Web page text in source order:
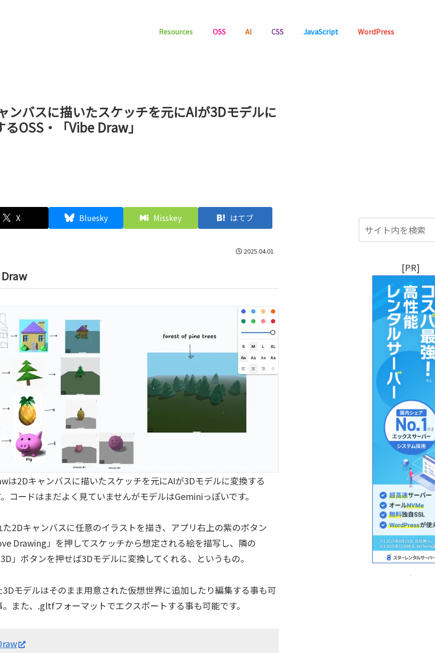
Resources OSS AI CSS JavaScript WordPress
[PR]
ンバスに描いたスケッチを元にAIが3Dモデルに
るOSS・「Vibe Draw」
X Bluesky Misskey はてブ
2025.04.01
は2Dキャンバスに描いたスケッチを元にAIが3Dモデルに変換する
コードはまだよく見ていませんがモデルはGeminiっぽいです。
2Dキャンバスに任意のイラストを描き、アプリ右上の紫のボタン
Drawing」を押してスケッチから想定される絵を描写し、隣の
」ボタンを押せば3Dモデルに変換してくれる、というもの。
モデルはそのまま用意された仮想世界に追加したり編集する事も可
また、.gltfフォーマットでエクスポートする事も可能です。